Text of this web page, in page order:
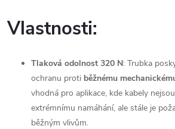
Vlastnosti:
Tlaková odolnost 320 N: Trubka
ochranu proti běžnému
vhodná pro aplikace, kde kabely
extrémnímu namáhání, ale stále je
běžným vlivům.